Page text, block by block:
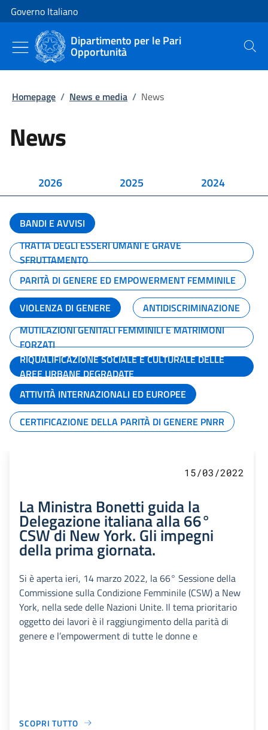
Vai al contenuto
Vai alla navigazione del sito
Governo Italiano
Dipartimento per le Pari
Opportunità Cerca
Homepage / News e media / News
News
2026 2025 2024
BANDI E AVVISI
TRATTA DEGLI ESSERI UMANI E GRAVE
SFRUTTAMENTO
PARITÀ DI GENERE ED EMPOWERMENT FEMMINILE
VIOLENZA DI GENERE
ANTIDISCRIMINAZIONE
MUTILAZIONI GENITALI FEMMINILI E MATRIMONI
FORZATI
RIQUALIFICAZIONE SOCIALE E CULTURALE DELLE
AREE URBANE DEGRADATE
ATTIVITÀ INTERNAZIONALI ED EUROPEE
CERTIFICAZIONE DELLA PARITÀ DI GENERE PNRR
15/03/2022
La Ministra Bonetti guida la
Delegazione italiana alla 66°
CSW di New York. Gli impegni
della prima giornata.
Si è aperta ieri, 14 marzo 2022, la 66° Sessione della
Commissione sulla Condizione Femminile (CSW) a New
York, nella sede delle Nazioni Unite. Il tema prioritario
oggetto dei lavori è il raggiungimento della parità di
genere e l’empowerment di tutte le donne e
SCOPRI TUTTO